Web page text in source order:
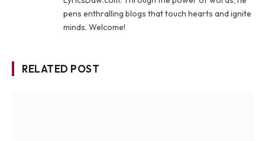
pens enthralling blogs that touch hearts and ignite
minds. Welcome!
RELATED POST